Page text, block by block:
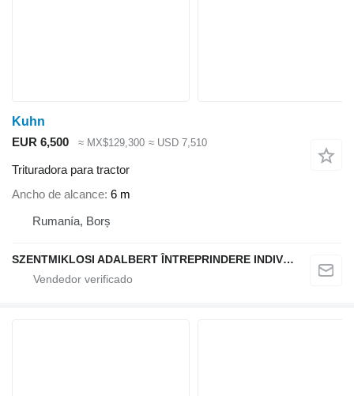
Kuhn
EUR 6,500
≈ MX$129,300 ≈ USD 7,510
Trituradora para tractor
Ancho de alcance 6 m
Rumanía, Borș
SZENTMIKLOSI ADALBERT ÎNTREPRINDERE INDIVIDUALĂ